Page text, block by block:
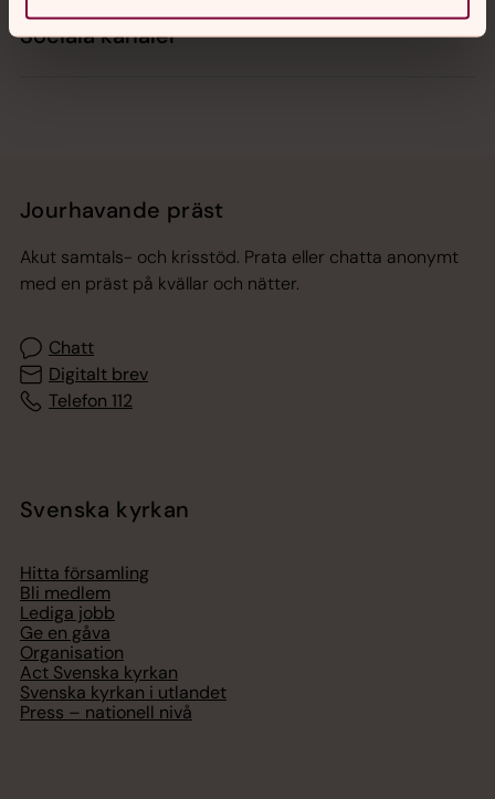
Sociala kanaler
Jourhavande präst
Akut samtals- och krisstöd. Prata eller chatta anonymt
med en präst på kvällar och nätter.
Chatt
Digitalt brev
Telefon 112
Svenska kyrkan
Hitta församling
Bli medlem
Lediga jobb
Ge en gåva
Organisation
Act Svenska kyrkan
Svenska kyrkan i utlandet
Press – nationell nivå